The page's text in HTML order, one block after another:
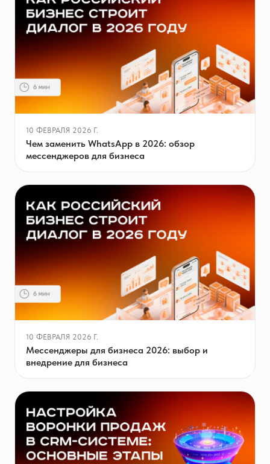
10 ФЕВРАЛЯ 2026 Г.
Чем заменить WhatsApp в 2026: обзор
мессенджеров для бизнеса
10 ФЕВРАЛЯ 2026 Г.
Мессенджеры для бизнеса 2026: выбор и
внедрение для бизнеса